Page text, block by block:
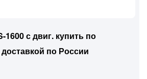
1600 с двиг. купить по
по России